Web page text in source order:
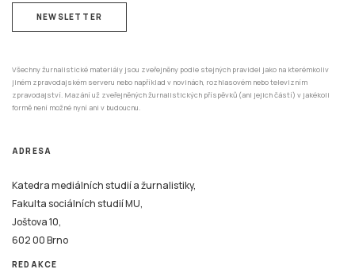
NEWSLETTER
Všechny žurnalistické materiály jsou zveřejněny podle stejných pravidel jako na kterémkoliv
jiném zpravodajském serveru nebo například v novinách, rozhlasovém nebo televizním
zpravodajství. Mazání už zveřejněných žurnalistických příspěvků (ani jejich částí) v jakékoli
formě není možné nyní ani v budoucnu.
ADRESA
Katedra mediálních studií a žurnalistiky,
Fakulta sociálních studií MU,
Joštova 10,
602 00 Brno
REDAKCE